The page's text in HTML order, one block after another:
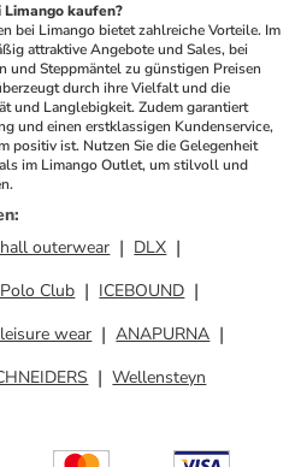
kaufen?
bei Limango bietet zahlreiche Vorteile. Im
attraktive Angebote und Sales, bei
und Steppmäntel zu günstigen Preisen
durch ihre Vielfalt und die
und Langlebigkeit. Zudem garantiert
und einen erstklassigen Kundenservice,
positiv ist. Nutzen Sie die Gelegenheit
im Limango Outlet, um stilvoll und
:
outerwear
DLX
Club
ICEBOUND
wear
ANAPURNA
Wellensteyn